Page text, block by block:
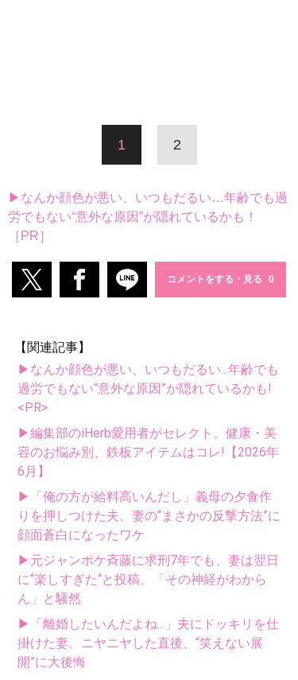
1 2
▶なんか顔色が悪い、いつもだるい…年齢でも過
労でもない“意外な原因”が隠れているかも！
［PR］
コメントをする・見る
【関連記事】
▶なんか顔色が悪い、いつもだるい...年齢でも
過労でもない“意外な原因”が隠れているかも!
<PR>
▶編集部のiHerb愛用者がセレクト。健康・美
容のお悩み別、鉄板アイテムはコレ!【2026年
6月】
▶「俺の方が給料高いんだし」義母の夕食作
りを押しつけた夫。妻の“まさかの反撃方法”に
顔面蒼白になったワケ
▶元ジャンポケ斉藤に求刑7年でも、妻は翌日
に“楽しすぎた“と投稿。「その神経がわから
ん」と騒然
▶「離婚したいんだよね...」夫にドッキリを仕
掛けた妻。ニヤニヤした直後、“笑えない展
開”に大後悔